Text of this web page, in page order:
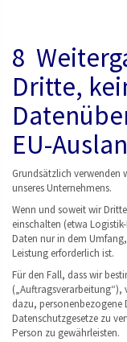
8
Dritte,
EU-
Grundsätzlich verwenden
unseres Unternehmens.
Wenn und soweit wir
einschalten (etwa
Daten nur in dem
Leistung erforderlich ist.
Für den Fall, dass wir
dazu,
Datenschutzgesetze zu
Person zu gewährleisten.